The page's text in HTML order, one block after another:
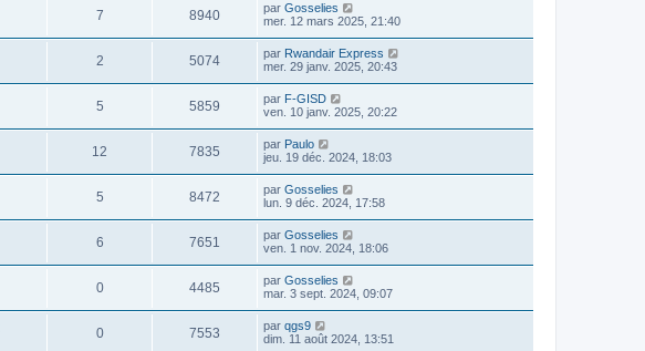
7 8940 par Gosselies
mer. 12 mars 2025, 21:40
2 5074 par Rwandair Express
mer. 29 janv. 2025, 20:43
5 5859 par F-GISD
ven. 10 janv. 2025, 20:22
12 7835 par Paulo
jeu. 19 déc. 2024, 18:03
5 8472 par Gosselies
lun. 9 déc. 2024, 17:58
6 7651 par Gosselies
ven. 1 nov. 2024, 18:06
0 4485 par Gosselies
mar. 3 sept. 2024, 09:07
0 7553 par qgs9
dim. 11 août 2024, 13:51